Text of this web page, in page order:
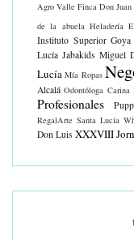
Agro Valle Finca Don Juan
de la abuela Heladería
Instituto Superior Goya
Lucía Jabakids Miguel
Lucía Mía Ropas
Alcalá Odontóloga Carina
Profesionales
RegalArte Santa Lucía
Don Luis XXXVIII